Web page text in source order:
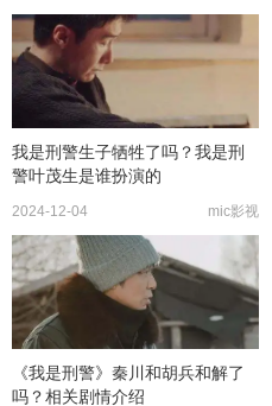
我是刑警生子牺牲了吗？我是刑
警叶茂生是谁扮演的
2024-12-04 mic影视
《我是刑警》秦川和胡兵和解了
吗？相关剧情介绍